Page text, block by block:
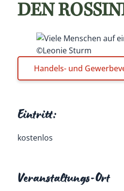
DEN
©Leonie Sturm
Handels- und
Eintritt:
kostenlos
Veranstaltungs-Ort